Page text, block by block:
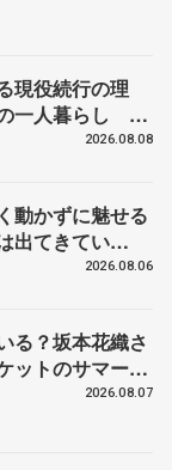
現役続行の理
一人暮らし 注
迫る
2026.08.08
動かずに魅せる
出てきてい
慕うレジェンド
2026.08.06
る？坂本花織さ
ットのサマーキ
たくさん試合に
2026.08.07